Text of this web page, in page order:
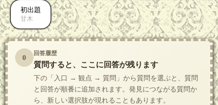
初出題
甘木
0 回答履歴
質問すると、ここに回答が残ります
下の「入口 → 観点 → 質問」から質問を選ぶと、質問
と回答が順番に追加されます。発見につながる質問か
ら、新しい選択肢が現れることもあります。